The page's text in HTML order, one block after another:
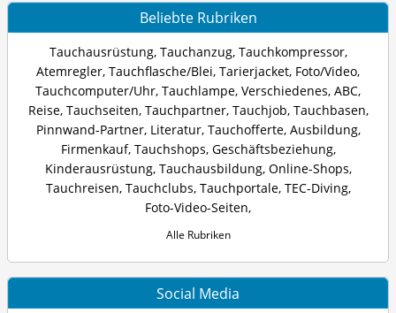
Beliebte Rubriken
Tauchausrüstung, Tauchanzug, Tauchkompressor,
Atemregler, Tauchflasche/Blei, Tarierjacket, Foto/Video,
Tauchcomputer/Uhr, Tauchlampe, Verschiedenes, ABC,
Reise, Tauchseiten, Tauchpartner, Tauchjob, Tauchbasen,
Pinnwand-Partner, Literatur, Tauchofferte, Ausbildung,
Firmenkauf, Tauchshops, Geschäftsbeziehung,
Kinderausrüstung, Tauchausbildung, Online-Shops,
Tauchreisen, Tauchclubs, Tauchportale, TEC-Diving,
Foto-Video-Seiten,
Alle Rubriken
Social Media